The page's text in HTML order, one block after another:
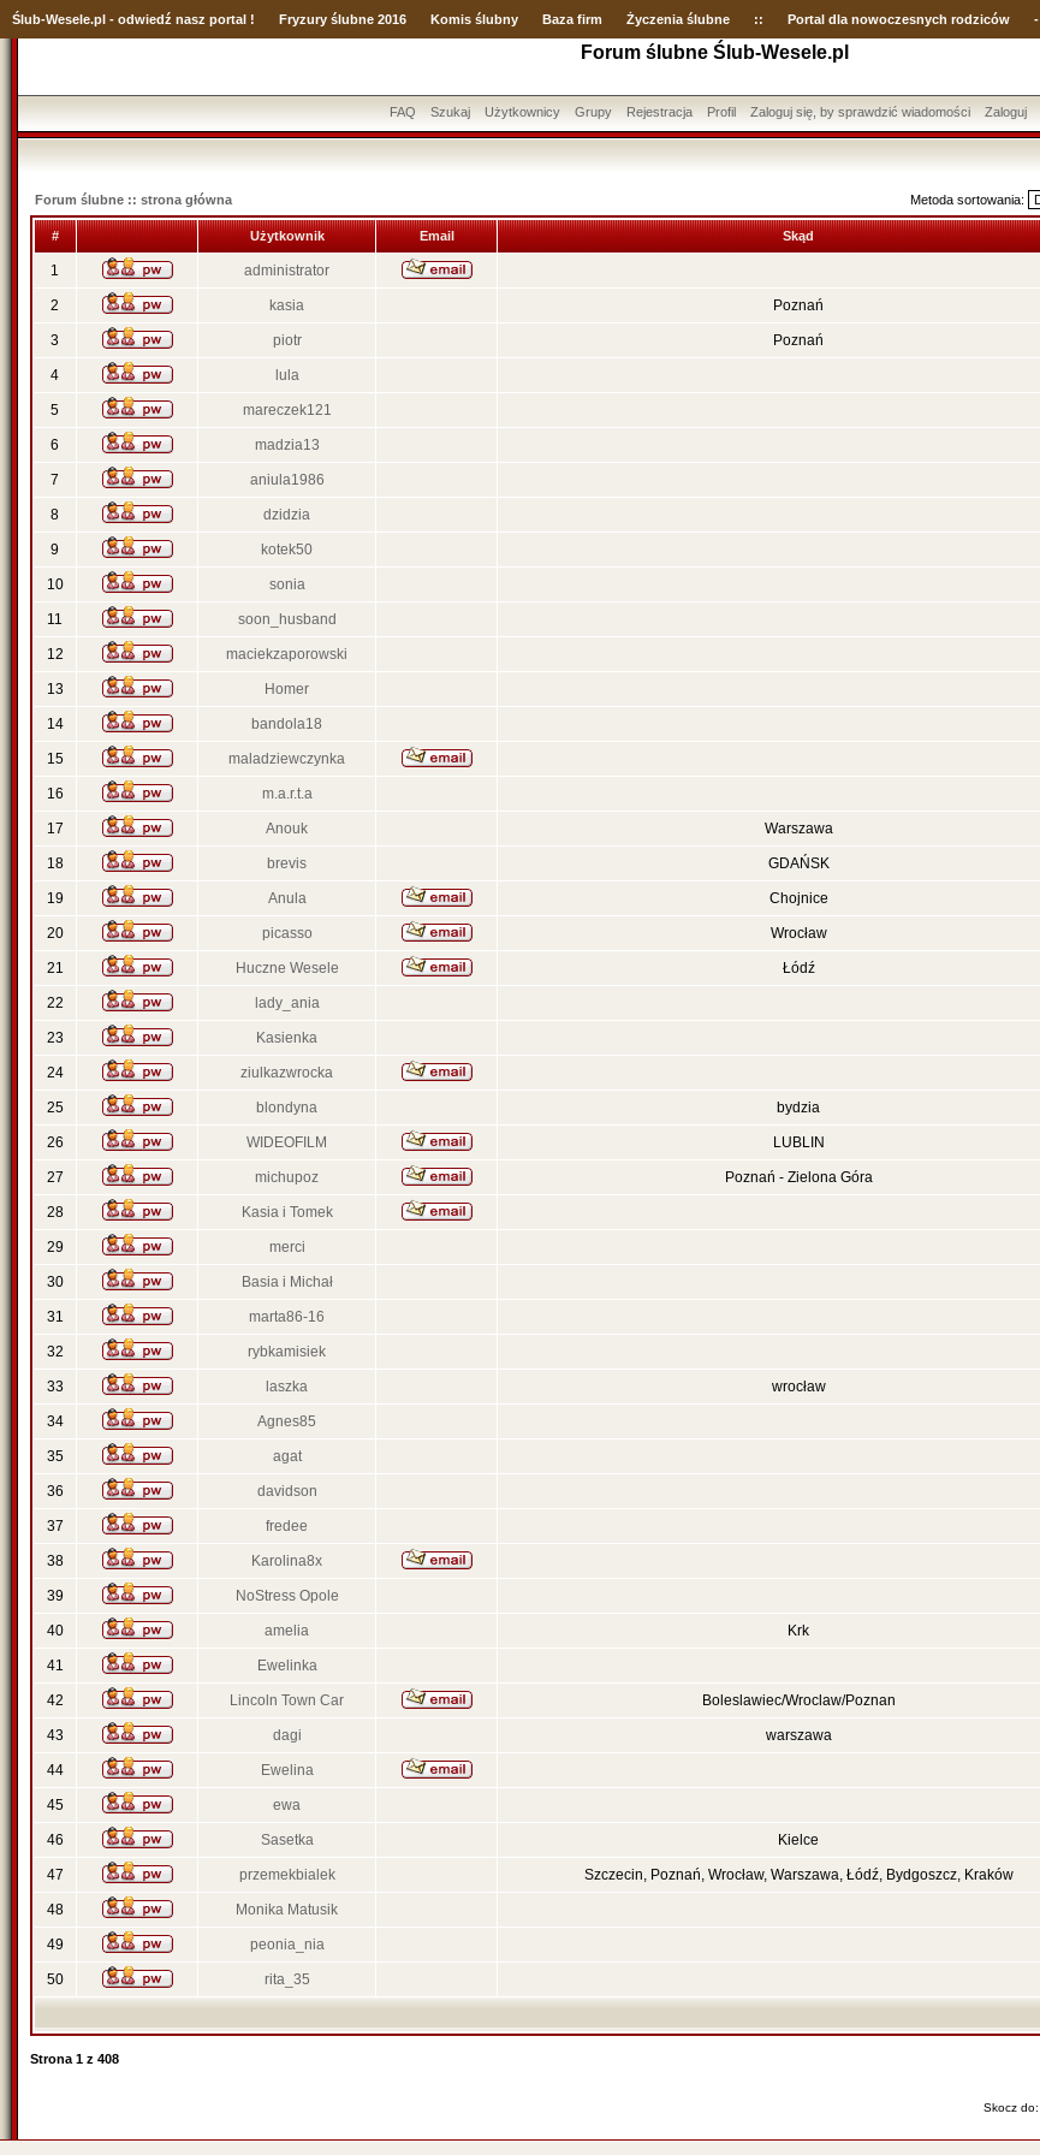
Ślub-Wesele.pl - odwiedź nasz portal ! Fryzury ślubne 2016 Komis ślubny Baza firm Życzenia ślubne :: Portal dla nowoczesnych rodziców -
Forum ślubne Ślub-Wesele.pl
FAQ Szukaj Użytkownicy Grupy Rejestracja Profil Zaloguj się, by sprawdzić wiadomości Zaloguj
Forum ślubne :: strona główna Metoda sortowania:
# Użytkownik Email Skąd
1 administrator
2 kasia Poznań
3 piotr Poznań
4 lula
5 mareczek121
6 madzia13
7 aniula1986
8 dzidzia
9 kotek50
10 sonia
11 soon_husband
12 maciekzaporowski
13 Homer
14 bandola18
15 maladziewczynka
16 m.a.r.t.a
17 Anouk Warszawa
18 brevis GDAŃSK
19 Anula Chojnice
20 picasso Wrocław
21 Huczne Wesele Łódź
22 lady_ania
23 Kasienka
24 ziulkazwrocka
25 blondyna bydzia
26 WIDEOFILM LUBLIN
27 michupoz Poznań - Zielona Góra
28 Kasia i Tomek
29 merci
30 Basia i Michał
31 marta86-16
32 rybkamisiek
33 laszka wrocław
34 Agnes85
35 agat
36 davidson
37 fredee
38 Karolina8x
39 NoStress Opole
40 amelia Krk
41 Ewelinka
42 Lincoln Town Car Boleslawiec/Wroclaw/Poznan
43 dagi warszawa
44 Ewelina
45 ewa
46 Sasetka Kielce
47 przemekbialek Szczecin, Poznań, Wrocław, Warszawa, Łódź, Bydgoszcz, Kraków
48 Monika Matusik
49 peonia_nia
50 rita_35
Strona 1 z 408
Skocz do: